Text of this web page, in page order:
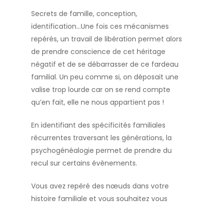
Secrets de famille, conception,
identification…Une fois ces mécanismes
repérés, un travail de libération permet alors
de prendre conscience de cet héritage
négatif et de se débarrasser de ce fardeau
familial. Un peu comme si, on déposait une
valise trop lourde car on se rend compte
qu’en fait, elle ne nous appartient pas !
En identifiant des spécificités familiales
récurrentes traversant les générations, la
psychogénéalogie permet de prendre du
recul sur certains évènements.
Vous avez repéré des nœuds dans votre
histoire familiale et vous souhaitez vous